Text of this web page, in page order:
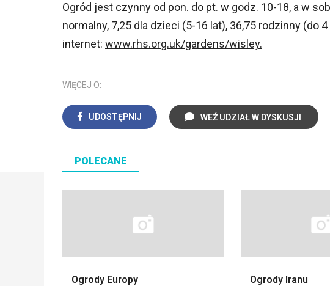
Ogród jest czynny od pon. do pt. w godz. 10-18, a w
normalny, 7,25 dla dzieci (5-16 lat), 36,75 rodzinny (do
internet: www.rhs.org.uk/gardens/wisley.
WIĘCEJ O:
UDOSTĘPNIJ WEŹ UDZIAŁ W DYSKUSJI
POLECANE
Ogrody Europy Ogrody Iranu